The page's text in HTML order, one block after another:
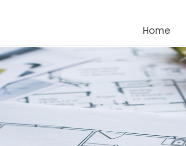
Home